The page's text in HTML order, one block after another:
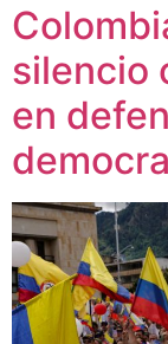
silencio
en